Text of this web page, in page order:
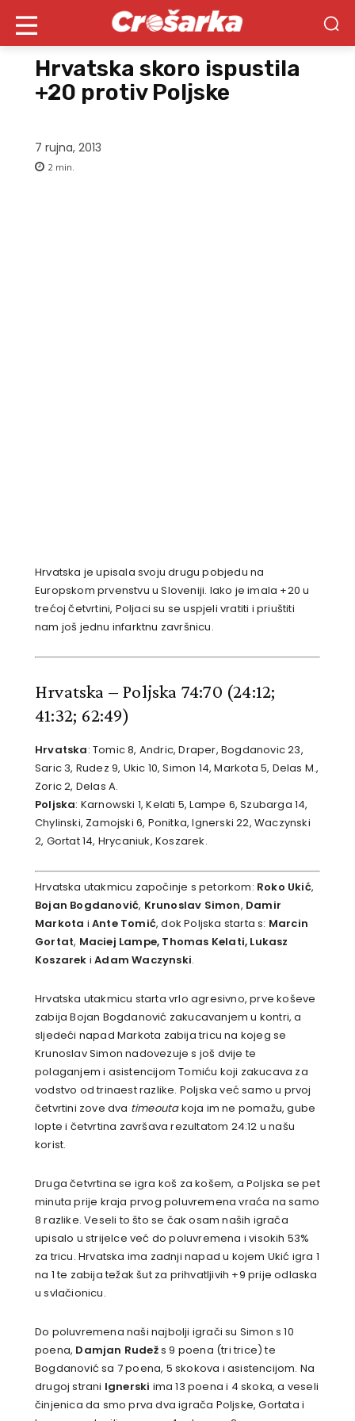
Hrvatska skoro ispustila
+20 protiv Poljske
7 rujna, 2013
2 min.
Hrvatska je upisala svoju drugu pobjedu na
Europskom prvenstvu u Sloveniji. Iako je imala +20 u
trećoj četvrtini, Poljaci su se uspjeli vratiti i priuštiti
nam još jednu infarktnu završnicu.
Hrvatska – Poljska 74:70 (24:12;
41:32; 62:49)
Hrvatska: Tomic 8, Andric, Draper, Bogdanovic 23,
Saric 3, Rudez 9, Ukic 10, Simon 14, Markota 5, Delas M.,
Zoric 2, Delas A.
Poljska: Karnowski 1, Kelati 5, Lampe 6, Szubarga 14,
Chylinski, Zamojski 6, Ponitka, Ignerski 22, Waczynski
2, Gortat 14, Hrycaniuk, Koszarek.
Hrvatska utakmicu započinje s petorkom: Roko Ukić,
Bojan Bogdanović, Krunoslav Simon, Damir
Markota iAnte Tomić, dok Poljska starta s: Marcin
Gortat, Maciej Lampe, Thomas Kelati, Lukasz
Koszarek i Adam Waczynski.
Hrvatska utakmicu starta vrlo agresivno, prve koševe
zabija Bojan Bogdanović zakucavanjem u kontri, a
sljedeći napad Markota zabija tricu na kojeg se
Krunoslav Simon nadovezuje s još dvije te
polaganjem i asistencijom Tomiću koji zakucava za
vodstvo od trinaest razlike. Poljska već samo u prvoj
četvrtini zove dva timeoutakoja im ne pomažu, gube
lopte i četvrtina završava rezultatom 24:12 u našu
korist.
Druga četvrtina se igra koš za košem, a Poljska se pet
minuta prije kraja prvog poluvremena vraća na samo
8 razlike. Veseli to što se čak osam naših igrača
upisalo u strijelce već do poluvremena i visokih 53%
za tricu. Hrvatska ima zadnji napad u kojem Ukić igra 1
na 1 te zabija težak šut za prihvatljivih +9 prije odlaska
u svlačionicu.
Do poluvremena naši najbolji igrači su Simon s 10
poena, Damjan Rudežs 9 poena (tri trice) te
Bogdanović sa 7 poena, 5 skokova i asistencijom. Na
drugoj strani Ignerski ima 13 poena i 4 skoka, a veseli
činjenica da smo prva dva igrača Poljske, Gortata i